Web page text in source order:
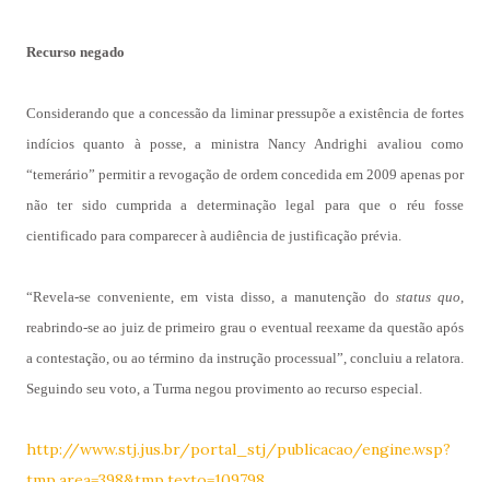
Recurso negado
Considerando que a concessão da liminar pressupõe a existência de fortes
indícios quanto à posse, a ministra Nancy Andrighi avaliou como
“temerário” permitir a revogação de ordem concedida em 2009 apenas por
não ter sido cumprida a determinação legal para que o réu fosse
cientificado para comparecer à audiência de justificação prévia.
“Revela-se conveniente, em vista disso, a manutenção do status quo,
reabrindo-se ao juiz de primeiro grau o eventual reexame da questão após
a contestação, ou ao término da instrução processual”, concluiu a relatora.
Seguindo seu voto, a Turma negou provimento ao recurso especial.
http://www.stj.jus.br/portal_stj/publicacao/engine.wsp?